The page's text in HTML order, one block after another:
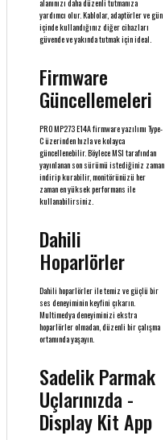
alanınızı daha düzenli tutmanıza
yardımcı olur. Kablolar, adaptörler ve gün
içinde kullandığınız diğer cihazları
güvende ve yakında tutmak için ideal.
Firmware
Güncellemeleri
PRO MP273 E14A firmware yazılımı Type-
C üzerinden hızla ve kolayca
güncellenebilir. Böylece MSI tarafından
yayınlanan son sürümü istediğiniz zaman
indirip kurabilir, monitörünüzü her
zaman en yüksek performans ile
kullanabilirsiniz.
Dahili
Hoparlörler
Dahili hoparlörler ile temiz ve güçlü bir
ses deneyiminin keyfini çıkarın.
Multimedya deneyiminizi ekstra
hoparlörler olmadan, düzenli bir çalışma
ortamında yaşayın.
Sadelik Parmak
Uçlarınızda -
Display Kit App